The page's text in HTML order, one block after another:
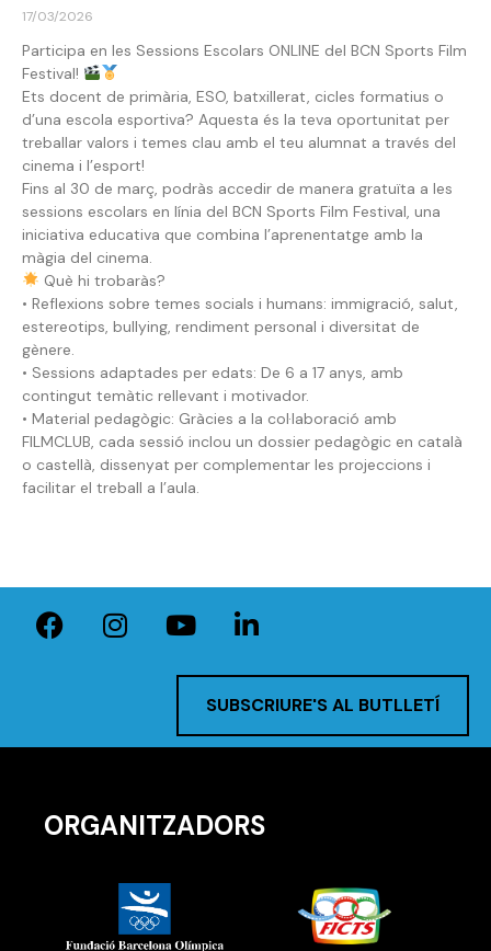
17/03/2026
Participa en les Sessions Escolars ONLINE del BCN Sports Film
Festival!
Ets docent de primària, ESO, batxillerat, cicles formatius o
d’una escola esportiva? Aquesta és la teva oportunitat per
treballar valors i temes clau amb el teu alumnat a través del
cinema i l’esport!
Fins al 30 de març, podràs accedir de manera gratuïta a les
sessions escolars en línia del BCN Sports Film Festival, una
iniciativa educativa que combina l’aprenentatge amb la
màgia del cinema.
Què hi trobaràs?
• Reflexions sobre temes socials i humans: immigració, salut,
estereotips, bullying, rendiment personal i diversitat de
gènere.
• Sessions adaptades per edats: De 6 a 17 anys, amb
contingut temàtic rellevant i motivador.
• Material pedagògic: Gràcies a la col·laboració amb
FILMCLUB, cada sessió inclou un dossier pedagògic en català
o castellà, dissenyat per complementar les projeccions i
facilitar el treball a l’aula.
SUBSCRIURE'S AL BUTLLETÍ
ORGANITZADORS